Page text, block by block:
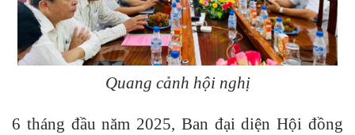
Quang cảnh hội nghị
6 tháng đầu năm 2025, Ban đại diện Hội đồng